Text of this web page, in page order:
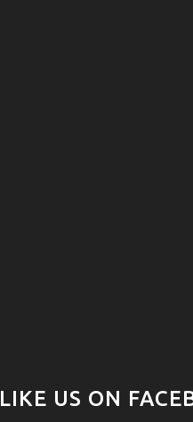
LIKE US ON